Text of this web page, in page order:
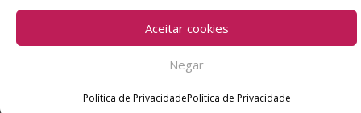
Aceitar cookies
Negar
Política de PrivacidadePolítica de Privacidade